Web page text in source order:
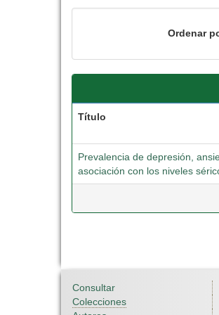
Ordenar
Título
Prevalencia de depresión,
asociación con los niveles
Consultar
Colecciones